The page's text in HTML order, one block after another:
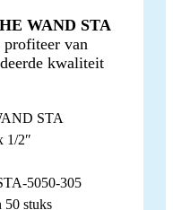
WAND STA
profiteer van
kwaliteit
STA
1/2″
5050-305
50 stuks